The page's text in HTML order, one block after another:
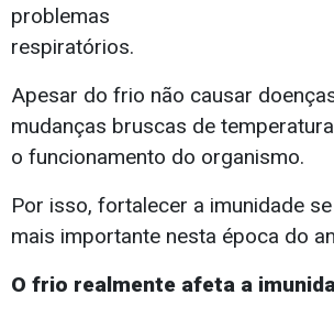
problemas
respiratórios.
Apesar do frio não causar
mudanças bruscas de
o funcionamento do organismo.
Por isso, fortalecer a imunidade
mais importante nesta época do
O frio realmente afeta a